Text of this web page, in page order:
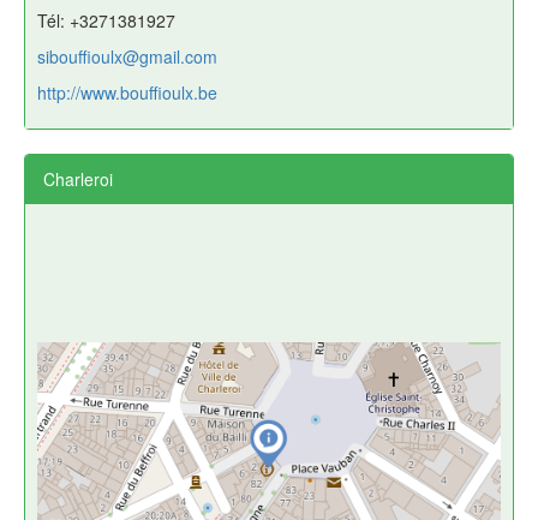
Tél: +3271381927
sibouffioulx@gmail.com
http://www.bouffioulx.be
Charleroi